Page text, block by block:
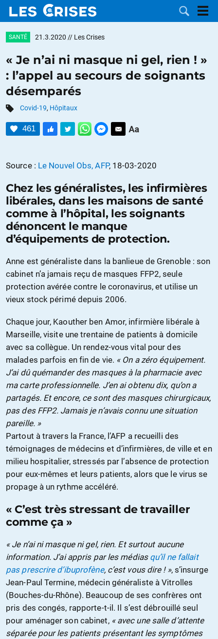
DOSSIERS
CATÉGORIES
MOTS CLÉS
FAIRE UN
DON
SANTÉ 21.3.2020 // Les Crises
« Je n’ai ni masque ni gel, rien ! »
: l’appel au secours de soignants
désemparés
Covid-19, Hôpitaux
461
Source : Le Nouvel Obs, AFP, 18-03-2020
Chez les généralistes, les infirmières
libérales, dans les maisons de santé
comme à l’hôpital, les soignants
dénoncent le manque
d’équipements de protection.
Anne est généraliste dans la banlieue de Grenoble : son
cabinet n’a jamais reçu de masques FFP2, seule
protection avérée contre le coronavirus, et utilise un
vieux stock périmé depuis 2006.
Chaque jour, Kaouther ben Amor, infirmière libérale à
Marseille, visite une trentaine de patients à domicile
avec sa collègue. Un rendez-vous vital pour des
malades parfois en fin de vie. « On a zéro équipement.
J’ai dû quémander des masques à la pharmacie avec
ma carte professionnelle. J’en ai obtenu dix, qu’on a
partagés. Et encore, ce sont des masques chirurgicaux,
pas des FFP2. Jamais je n’avais connu une situation
pareille. »
Partout à travers la France, l’AFP a recueilli des
témoignages de médecins et d’infirmières, de ville et en
milieu hospitalier, stressés par l’absence de protection
pour eux-mêmes et leurs patients, alors que le virus se
propage à un rythme accéléré.
« C’est très stressant de travailler
comme ça »
« Je n’ai ni masque ni gel, rien. Et surtout aucune
information. J’ai appris par les médias qu’il ne fallait
pas prescrire d’ibuprofène, c’est vous dire ! », s’insurge
Jean-Paul Termine, médecin généraliste à Vitrolles
(Bouches-du-Rhône). Beaucoup de ses confrères ont
pris des congés, rapporte-t-il. Il s’est débrouillé seul
pour aménager son cabinet, « avec une salle d’attente
séparée pour les patients présentant les symptômes